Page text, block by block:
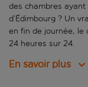
des chambres
d’Édimbourg ? Un
en fin de journée, le
24 heures sur 24.
En savoir plus